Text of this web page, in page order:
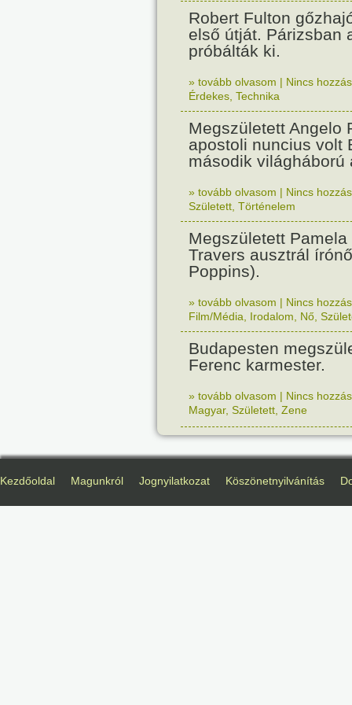
Robert Fulton
első útját. Párizsban
próbálták ki.
» tovább olvasom | Nincs
Érdekes Technika
Megszületett Angelo
apostoli nuncius volt
második világháború
» tovább olvasom | Nincs
Született Történelem
Megszületett Pamela
Travers ausztrál
Poppins).
» tovább olvasom | Nincs
Film/Média
Irodalom Nő
Budapesten
Ferenc karmester.
» tovább olvasom | Nincs
Magyar, Született Zene
Kezdőoldal Magunkról Jognyilatkozat Köszönetnyilvánítás